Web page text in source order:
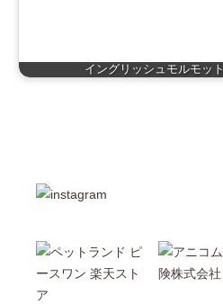
イングリッシュモルモット